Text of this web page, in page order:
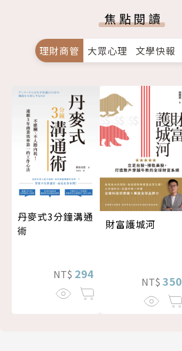
焦點閱讀
理財商管 大眾心理 文學快報
丹麥式3分鐘溝通
術
NT$ 294
財富護城河
NT$ 350